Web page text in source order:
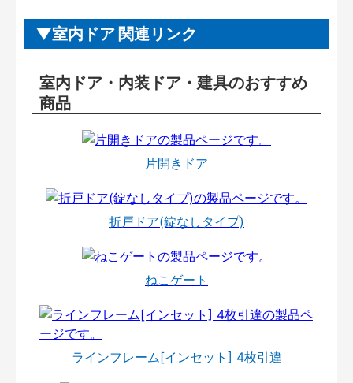
室内ドア 関連リンク
室内ドア・内装ドア・建具のおすすめ
商品
片開きドア
折戸ドア(錠なしタイプ)
ねこゲート
ラインフレーム[インセット] 4枚引違